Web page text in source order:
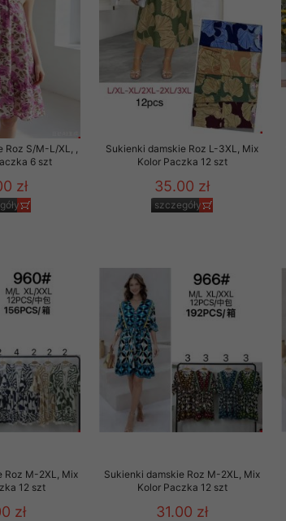
S/M-L/XL, ,
6 szt
zł
Sukienki damskie Roz L-3XL, Mix
Kolor Paczka 12 szt
35.00 zł
szczegóły
Roz M-2XL, Mix
12 szt
zł
Sukienki damskie Roz M-2XL, Mix
Kolor Paczka 12 szt
31.00 zł